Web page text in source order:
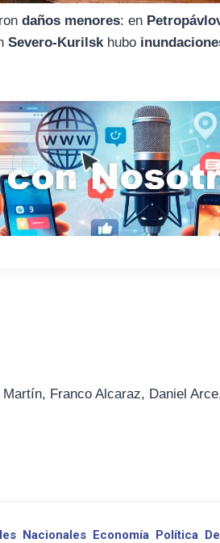
daños menores: en
Severo-Kurilsk hubo
Franco Alcaraz, Daniel
Nacionales Economía Política